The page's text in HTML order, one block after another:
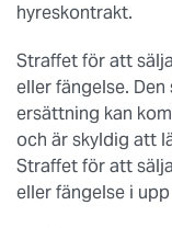
hyreskontrakt.
Straffet för att
eller fängelse.
ersättning kan
och är skyldig att
Straffet för att
eller fängelse i